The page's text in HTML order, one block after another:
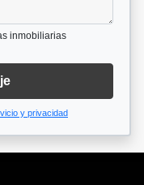
inmobiliarias
y privacidad